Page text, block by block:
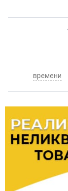
времени